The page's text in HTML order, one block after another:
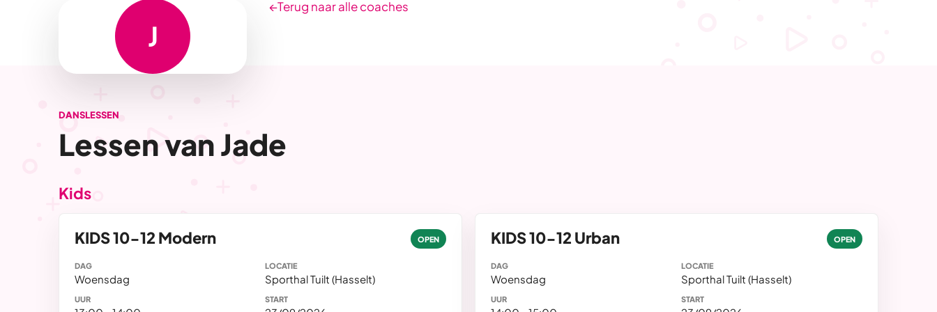
J
←Terug naar alle coaches
DANSLESSEN
Lessen van Jade
Kids
KIDS 10-12 Modern OPEN
DAG
Woensdag
LOCATIE
Sporthal Tuilt (Hasselt)
UUR START
KIDS 10-12 Urban OPEN
DAG
Woensdag
LOCATIE
Sporthal Tuilt (Hasselt)
UUR START